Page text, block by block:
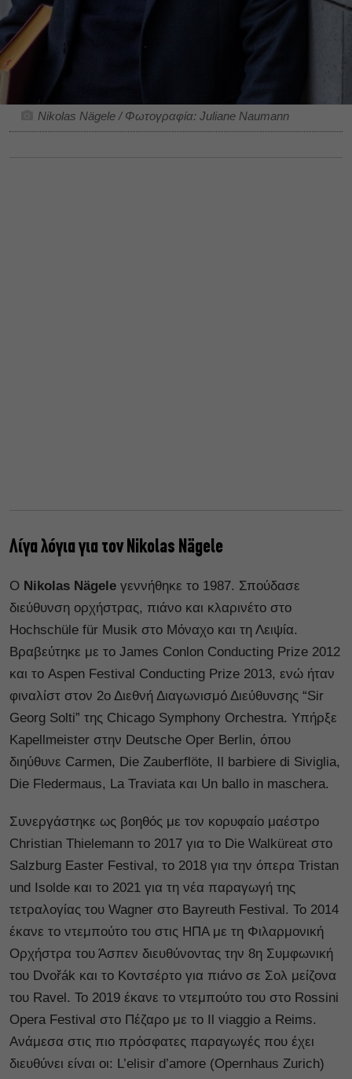
Nikolas Nägele / Φωτογραφία: Juliane Naumann
Λίγα λόγια για τον Nikolas Nägele
Ο Nikolas Nägele γεννήθηκε το 1987. Σπούδασε
διεύθυνση ορχήστρας, πιάνο και κλαρινέτο στο
Hochschüle für Musik στο Μόναχο και τη Λειψία.
Βραβεύτηκε με το James Conlon Conducting Prize 2012
και το Aspen Festival Conducting Prize 2013, ενώ ήταν
φιναλίστ στον 2ο Διεθνή Διαγωνισμό Διεύθυνσης “Sir
Georg Solti” της Chicago Symphony Orchestra. Υπήρξε
Kapellmeister στην Deutsche Oper Berlin, όπου
διηύθυνε Carmen, Die Zauberflöte, Il barbiere di Siviglia,
Die Fledermaus, La Traviata και Un ballo in maschera.
Συνεργάστηκε ως βοηθός με τον κορυφαίο μαέστρο
Christian Thielemann το 2017 για το Die Walküreat στο
Salzburg Easter Festival, το 2018 για την όπερα Tristan
und Isolde και το 2021 για τη νέα παραγωγή της
τετραλογίας του Wagner στο Bayreuth Festival. Το 2014
έκανε το ντεμπούτο του στις ΗΠΑ με τη Φιλαρμονική
Ορχήστρα του Άσπεν διευθύνοντας την 8η Συμφωνική
του Dvořák και το Κοντσέρτο για πιάνο σε Σολ μείζονα
του Ravel. Το 2019 έκανε το ντεμπούτο του στο Rossini
Opera Festival στο Πέζαρο με το Il viaggio a Reims.
Ανάμεσα στις πιο πρόσφατες παραγωγές που έχει
διευθύνει είναι οι: L’elisir d’amore (Opernhaus Zurich)